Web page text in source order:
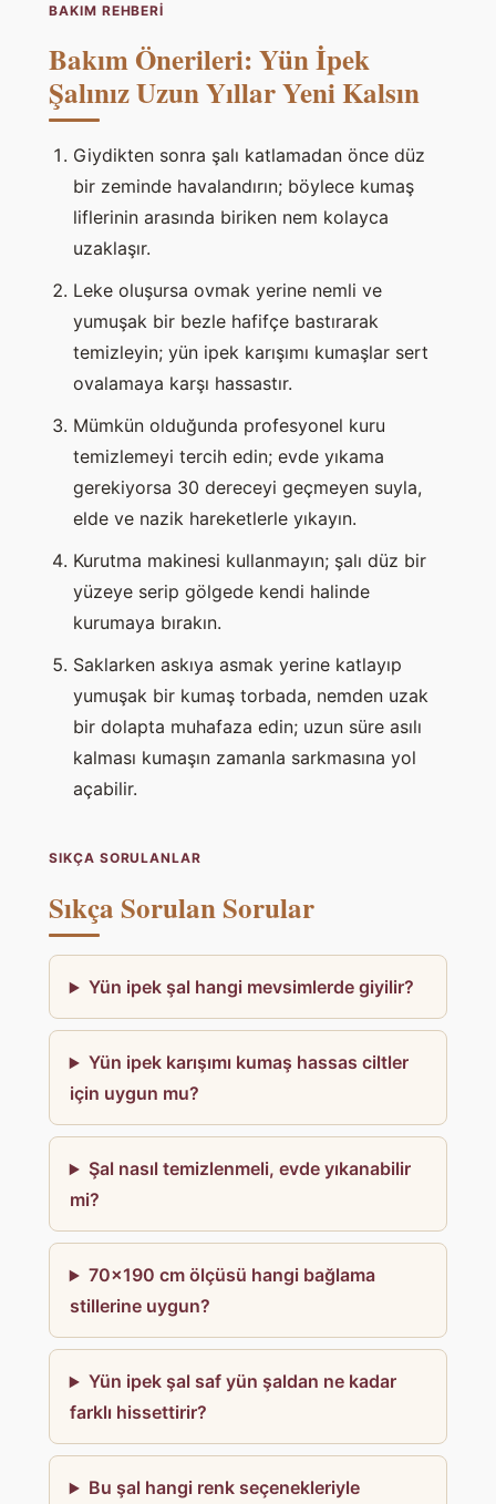
BAKIM REHBERI
Bakım Önerileri: Yün İpek
Şalınız Uzun Yıllar Yeni Kalsın
Giydikten sonra şalı katlamadan önce düz
bir zeminde havalandırın; böylece kumaş
liflerinin arasında biriken nem kolayca
uzaklaşır.
Leke oluşursa ovmak yerine nemli ve
yumuşak bir bezle hafifçe bastırarak
temizleyin; yün ipek karışımı kumaşlar sert
ovalamaya karşı hassastır.
Mümkün olduğunda profesyonel kuru
temizlemeyi tercih edin; evde yıkama
gerekiyorsa 30 dereceyi geçmeyen suyla,
elde ve nazik hareketlerle yıkayın.
Kurutma makinesi kullanmayın; şalı düz bir
yüzeye serip gölgede kendi halinde
kurumaya bırakın.
Saklarken askıya asmak yerine katlayıp
yumuşak bir kumaş torbada, nemden uzak
bir dolapta muhafaza edin; uzun süre asılı
kalması kumaşın zamanla sarkmasına yol
açabilir.
SIKÇA SORULANLAR
Sıkça Sorulan Sorular
Yün ipek şal hangi mevsimlerde giyilir?
Yün ipek karışımı kumaş hassas ciltler
için uygun mu?
Şal nasıl temizlenmeli, evde yıkanabilir
mi?
70×190 cm ölçüsü hangi bağlama
stillerine uygun?
Yün ipek şal saf yün şaldan ne kadar
farklı hissettirir?
Bu şal hangi renk seçenekleriyle